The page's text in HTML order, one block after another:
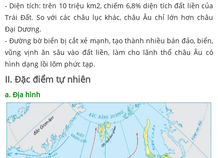
- Diện tích: trên 10 triệu km2, chiếm 6,8% diện tích đất liền của
Trái Đất. So với các châu lục khác, châu Âu chỉ lớn hơn châu
Đại Dương.
- Đường bờ biển bị cắt xẻ mạnh, tạo thành nhiều bán đảo, biển,
vũng vịnh ăn sâu vào đất liền, làm cho lãnh thổ châu Âu có
hình dạng lồi lõm phức tạp.
II. Đặc điểm tự nhiên
a. Địa hình